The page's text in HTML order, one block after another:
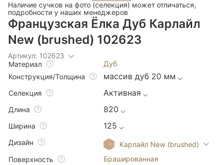
Наличие сучков на фото (селекция) может отличаться,
подробности у наших менеджеров
Французская Ёлка Дуб Карлайл
New (brushed) 102623
Артикул: 102623
Материал
Дуб
Конструкция/Толщина
массив дуб 20 мм
Селекция Активная
Длина 820
Ширина 125
Дизайн
Карлайл New (brushed)
Поверхность
Брашированная